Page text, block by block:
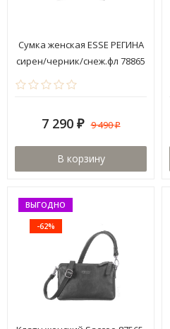
Сумка женская ESSE РЕГИНА
сирен/черник/снеж.фл 78865
7 290 ₽ 9 490₽
В корзину
ВЫГОДНО
-62%